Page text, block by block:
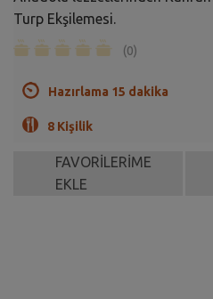
Turp Ekşilemesi.
(0)
Hazırlama 15 dakika
8 Kişilik
FAVORİLERİME
EKLE